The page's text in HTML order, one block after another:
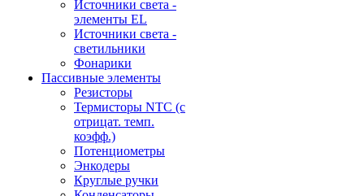
Источники света -
элементы EL
Источники света -
светильники
Фонарики
Пассивные элементы
Резисторы
Термисторы NTC (с
отрицат. темп.
коэфф.)
Потенциометры
Энкодеры
Круглые ручки